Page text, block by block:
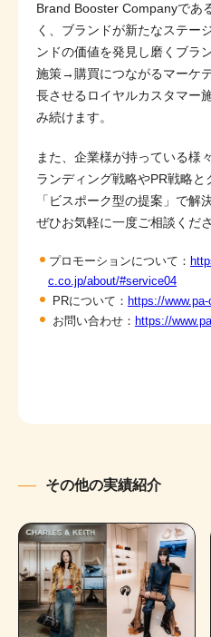
Brand Booster Companyであ
く、ブランドが新たなステー
ンドの価値を発見し磨くブラ
施策→購買につながるマーケ
長させるロイヤルカスタマー
み続けます。
また、企業様が持っている様
ランディング戦略やPR戦略
「ビスポーク型の提案」で解
ぜひお気軽に一度ご相談くださ
プロモーションについて：
c.co.jp/about/#service04
PRについて： https://
お問い合わせ： https://
その他の実績紹介